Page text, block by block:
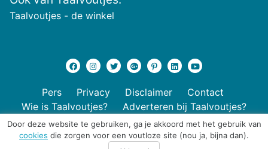
Taalvoutjes - de winkel
Pers Privacy Disclaimer
Contact
Wie is Taalvoutjes?
Adverteren bij Taalvoutjes?
Door deze website te gebruiken, ga je akkoord met het gebruik van
cookies die zorgen voor een voutloze site (nou ja, bijna dan).